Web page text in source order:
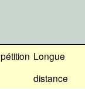
Longue
distance